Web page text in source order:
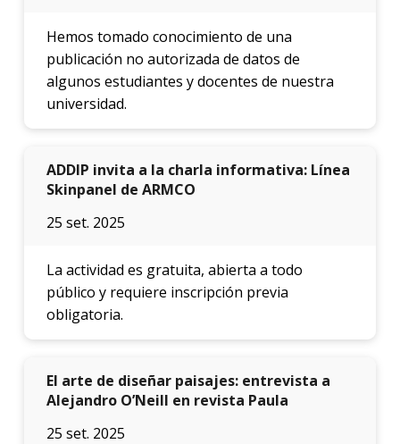
Hemos tomado conocimiento de una
publicación no autorizada de datos de
algunos estudiantes y docentes de nuestra
universidad.
ADDIP invita a la charla informativa: Línea
Skinpanel de ARMCO
25 set. 2025
La actividad es gratuita, abierta a todo
público y requiere inscripción previa
obligatoria.
El arte de diseñar paisajes: entrevista a
Alejandro O’Neill en revista Paula
25 set. 2025